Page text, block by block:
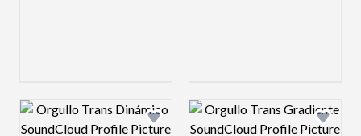
Design preview image Design preview